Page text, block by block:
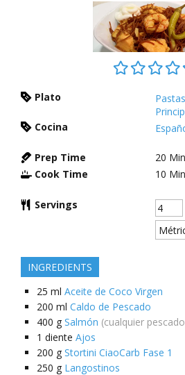
Plato Pastas
Cocina
Prep Time 20
Cook Time
10
Servings
INGREDIENTS
25 ml Aceite de Coco Virgen
200 ml Caldo de Pescado
400 g Salmón (cualquier
1 diente Ajos
200 g Stortini CiaoCarb Fase 1
250 g Langostinos